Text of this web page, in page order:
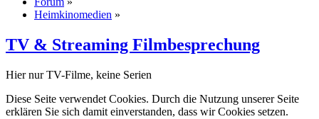
Heimkinomedien »
TV & Streaming Filmbesprechung
Hier nur TV-Filme, keine Serien
Diese Seite verwendet Cookies. Durch die Nutzung unserer Seite
erklären Sie sich damit einverstanden, dass wir Cookies setzen.